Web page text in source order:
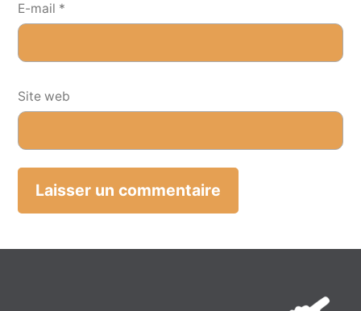
E-mail *
Site web